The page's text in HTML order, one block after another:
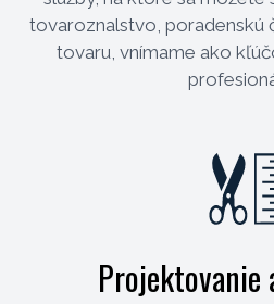
tovaroznalstvo, poradenskú
tovaru, vnímame ako
Projektovanie